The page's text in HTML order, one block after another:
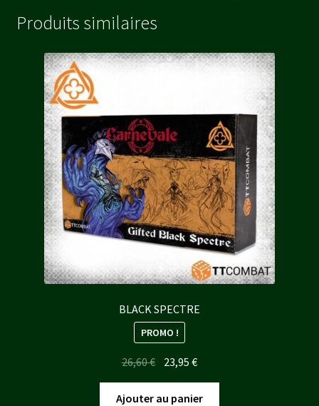
Produits similaires
BLACK SPECTRE
PROMO !
26,60€ Le
initial
23,95€Le
actuel
Ajouter au panier